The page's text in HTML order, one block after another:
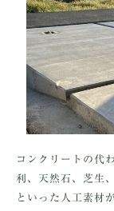
コンクリートの代
利、天然石、芝生
といった人工素材